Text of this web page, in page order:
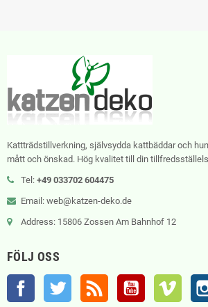
Kattträdstillverkning, självsydda kattbäddar och
mått och önskad. Hög kvalitet till din
Tel: +49 033702 604475
Email: web@katzen-deko.de
Address: 15806 Zossen Am Bahnhof 12
FÖLJ OSS
Facebook Twitter RSS YouTube Vimeo